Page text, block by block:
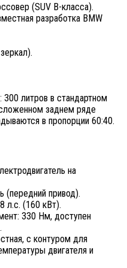
(SUV B-класса).
разработка BMW
литров в стандартном
заднем ряде
в пропорции 60:40.
на
(передний привод).
л.с. (160 кВт).
330 Нм, доступен
с контуром для
двигателя и